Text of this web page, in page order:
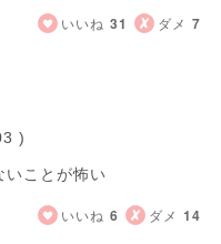
いいね 31 ダメ 7
)
いことが怖い
いいね 6 ダメ 14